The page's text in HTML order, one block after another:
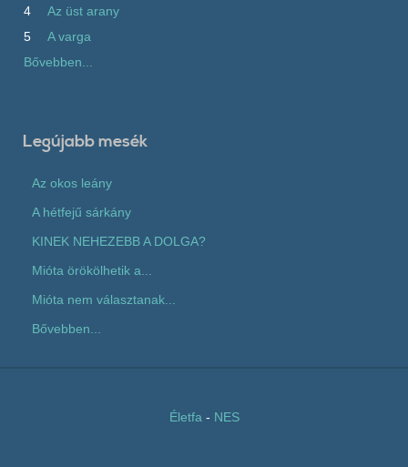
4
Az üst arany
5
A varga
Bővebben...
Legújabb mesék
Az okos leány
A hétfejű sárkány
KINEK NEHEZEBB A DOLGA?
Mióta örökölhetik a...
Mióta nem választanak...
Bővebben...
Életfa - NES